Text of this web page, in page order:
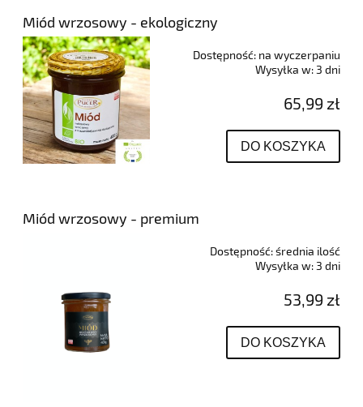
Miód wrzosowy - ekologiczny
Dostępność: na wyczerpaniu
Wysyłka w: 3 dni
65,99 zł
DO KOSZYKA
Miód wrzosowy - premium
Dostępność:średnia ilość
Wysyłka w: 3 dni
53,99 zł
DO KOSZYKA